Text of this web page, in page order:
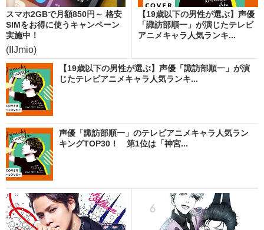
スマホ2GBで月額850円～ 格安
SIMをお得に使うキャンペーン
実施中！
(IIJmio)
【19歳以下の男性が選ぶ】声優
「諏訪部順一」が演じたテレビ
アニメキャラ人気ランキ...
【19歳以下の男性が選ぶ】声優「諏訪部順一」が演
じたテレビアニメキャラ人気ランキ...
声優「諏訪部順一」のテレビアニメキャラ人気ラン
キングTOP30！ 第1位は「神宮...